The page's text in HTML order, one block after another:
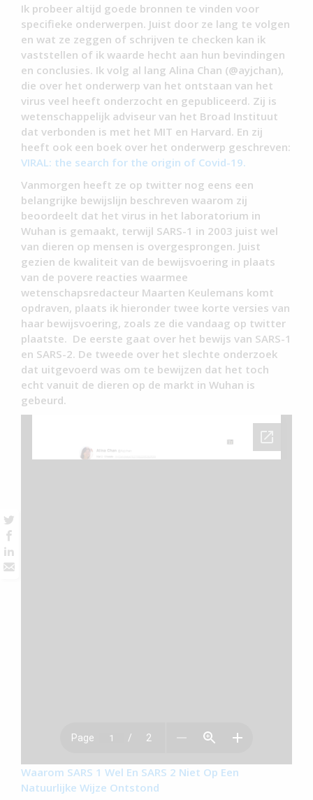
Ik probeer altijd goede bronnen te vinden voor
specifieke onderwerpen. Juist door ze lang te volgen
en wat ze zeggen of schrijven te checken kan ik
vaststellen of ik waarde hecht aan hun bevindingen
en conclusies. Ik volg al lang Alina Chan (@ayjchan),
die over het onderwerp van het ontstaan van het
virus veel heeft onderzocht en gepubliceerd. Zij is
wetenschappelijk adviseur van het Broad Instituut
dat verbonden is met het MIT en Harvard. En zij
heeft ook een boek over het onderwerp geschreven:
VIRAL: the search for the origin of Covid-19.
Vanmorgen heeft ze op twitter nog eens een
belangrijke bewijslijn beschreven waarom zij
beoordeelt dat het virus in het laboratorium in
Wuhan is gemaakt, terwijl SARS-1 in 2003 juist wel
van dieren op mensen is overgesprongen. Juist
gezien de kwaliteit van de bewijsvoering in plaats
van de povere reacties waarmee
wetenschapsredacteur Maarten Keulemans komt
opdraven, plaats ik hieronder twee korte versies van
haar bewijsvoering, zoals ze die vandaag op twitter
plaatste. De eerste gaat over het bewijs van SARS-1
en SARS-2. De tweede over het slechte onderzoek
dat uitgevoerd was om te bewijzen dat het toch
echt vanuit de dieren op de markt in Wuhan is
gebeurd.
Waarom SARS 1 Wel En SARS 2 Niet Op Een
Natuurlijke Wijze Ontstond